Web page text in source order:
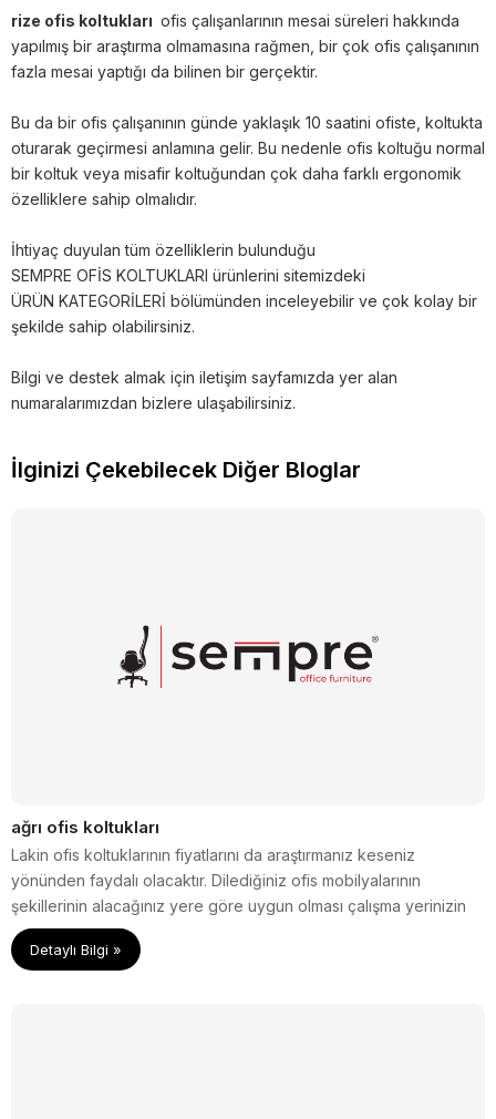
rize ofis koltukları ofis çalışanlarının mesai süreleri hakkında
yapılmış bir araştırma olmamasına rağmen, bir çok ofis çalışanının
fazla mesai yaptığı da bilinen bir gerçektir.
Bu da bir ofis çalışanının günde yaklaşık 10 saatini ofiste, koltukta
oturarak geçirmesi anlamına gelir. Bu nedenle ofis koltuğu normal
bir koltuk veya misafir koltuğundan çok daha farklı ergonomik
özelliklere sahip olmalıdır.
İhtiyaç duyulan tüm özelliklerin bulunduğu
SEMPRE OFİS KOLTUKLARI ürünlerini sitemizdeki
ÜRÜN KATEGORİLERİ bölümünden inceleyebilir ve çok kolay bir
şekilde sahip olabilirsiniz.
Bilgi ve destek almak için iletişim sayfamızda yer alan
numaralarımızdan bizlere ulaşabilirsiniz.
İlginizi Çekebilecek Diğer Bloglar
ağrı ofis koltukları
Lakin ofis koltuklarının fiyatlarını da araştırmanız keseniz
yönünden faydalı olacaktır. Dilediğiniz ofis mobilyalarının
şekillerinin alacağınız yere göre uygun olması çalışma yerinizin
daha alıcı görünmesinde önemli neden olur.
Detaylı Bilgi »